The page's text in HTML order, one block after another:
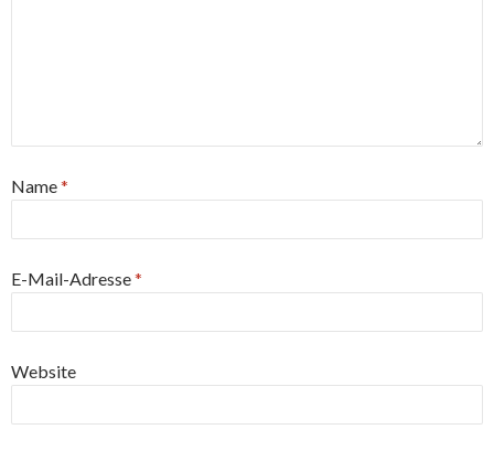
Name*
E-Mail-Adresse*
Website